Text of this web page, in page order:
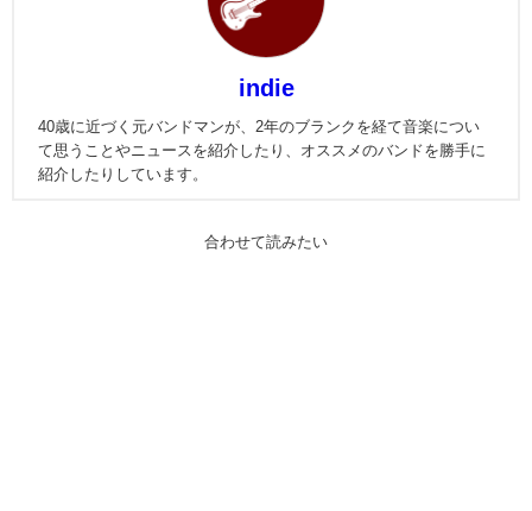
indie
40歳に近づく元バンドマンが、2年のブランクを経て音楽につい
て思うことやニュースを紹介したり、オススメのバンドを勝手に
紹介したりしています。
合わせて読みたい